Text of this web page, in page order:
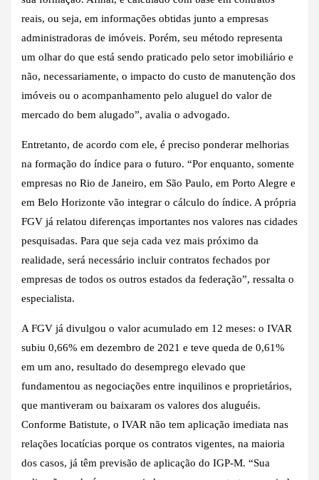
reais, ou seja, em informações obtidas junto a empresas
administradoras de imóveis. Porém, seu método representa
um olhar do que está sendo praticado pelo setor imobiliário e
não, necessariamente, o impacto do custo de manutenção dos
imóveis ou o acompanhamento pelo aluguel do valor de
mercado do bem alugado”, avalia o advogado.
Entretanto, de acordo com ele, é preciso ponderar melhorias
na formação do índice para o futuro. “Por enquanto, somente
empresas no Rio de Janeiro, em São Paulo, em Porto Alegre e
em Belo Horizonte vão integrar o cálculo do índice. A própria
FGV já relatou diferenças importantes nos valores nas cidades
pesquisadas. Para que seja cada vez mais próximo da
realidade, será necessário incluir contratos fechados por
empresas de todos os outros estados da federação”, ressalta o
especialista.
A FGV já divulgou o valor acumulado em 12 meses: o IVAR
subiu 0,66% em dezembro de 2021 e teve queda de 0,61%
em um ano, resultado do desemprego elevado que
fundamentou as negociações entre inquilinos e proprietários,
que mantiveram ou baixaram os valores dos aluguéis.
Conforme Batistute, o IVAR não tem aplicação imediata nas
relações locatícias porque os contratos vigentes, na maioria
dos casos, já têm previsão de aplicação do IGP-M. “Sua